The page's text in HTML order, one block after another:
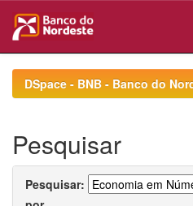
navigationDSpace - BNB - Banco do
Pesquisar
Pesquisar: